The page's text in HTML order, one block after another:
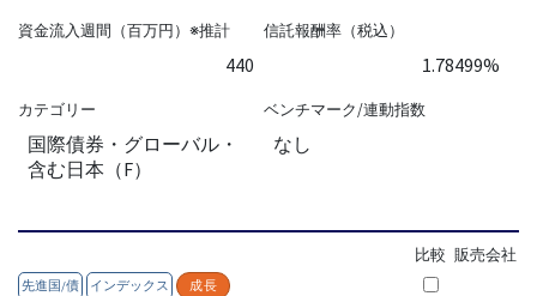
資金流入週間（百万円）※推計
440
信託報酬率（税込）
1.78499%
カテゴリー
国際債券・グローバル・
含む日本（F）
ベンチマーク/連動指数
なし
先進国/債 インデックス 成長
比較 販売会社